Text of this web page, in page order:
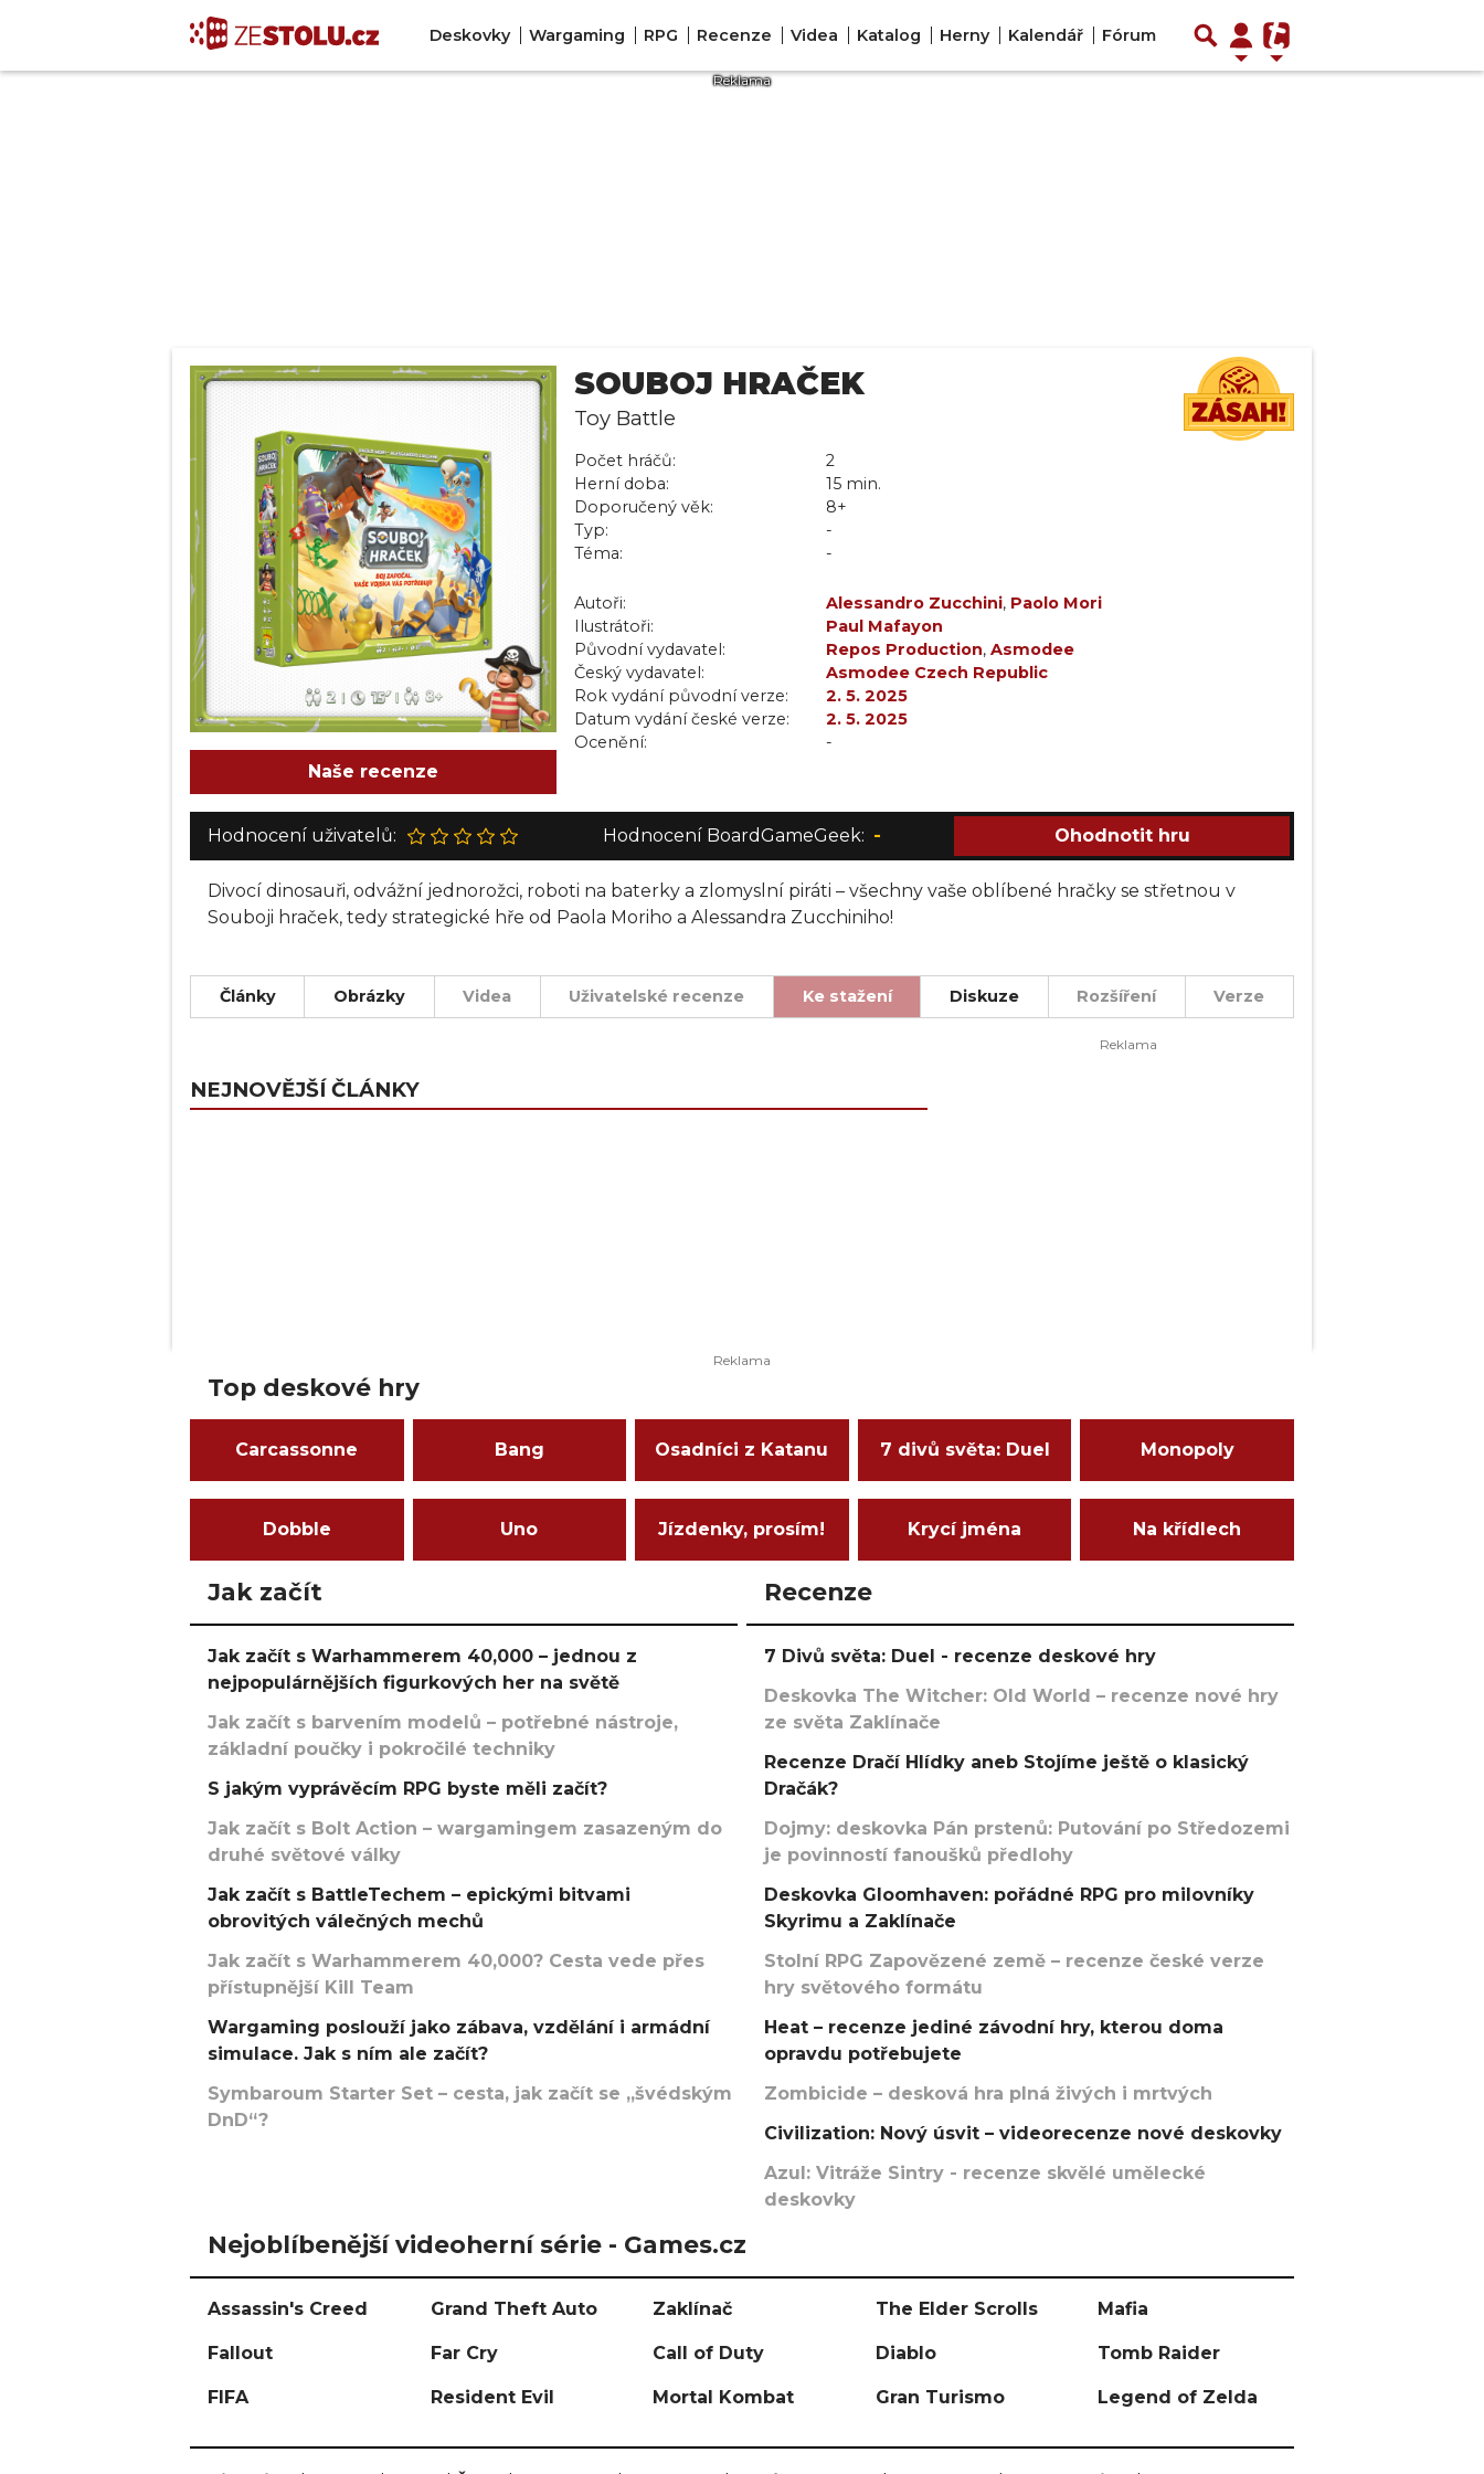
Deskovky Wargaming RPG Recenze Videa Katalog Herny Kalendář Fórum
Naše recenze
SOUBOJ HRAČEK
Toy Battle
Počet hráčů:
2
Herní doba:
15 min.
Doporučený věk:
8+
Typ:
-
Téma:
-
Autoři: Alessandro Zucchini, Paolo Mori
Ilustrátoři:
Paul Mafayon
Původní vydavatel:
Repos Production, Asmodee
Český vydavatel:
Asmodee Czech Republic
Rok vydání původní verze:
2. 5. 2025
Datum vydání české verze:
2. 5. 2025
Ocenění:
-
Hodnocení uživatelů: Hodnocení BoardGameGeek: - Ohodnotit hru
Divocí dinosauři, odvážní jednorožci, roboti na baterky a zlomyslní piráti – všechny vaše oblíbené hračky se střetnou v
Souboji hraček, tedy strategické hře od Paola Moriho a Alessandra Zucchiniho!
Články Obrázky Videa Uživatelské recenze Ke stažení Diskuze Rozšíření Verze
NEJNOVĚJŠÍ ČLÁNKY
Top deskové hry
Carcassonne Bang Osadníci z Katanu 7 divů světa: Duel Monopoly
Dobble Uno Jízdenky, prosím! Krycí jména Na křídlech
Jak začít
Jak začít s Warhammerem 40,000 – jednou z
nejpopulárnějších figurkových her na světě
Jak začít s barvením modelů – potřebné nástroje,
základní poučky i pokročilé techniky
S jakým vyprávěcím RPG byste měli začít?
Jak začít s Bolt Action – wargamingem zasazeným do
druhé světové války
Jak začít s BattleTechem – epickými bitvami
obrovitých válečných mechů
Jak začít s Warhammerem 40,000? Cesta vede přes
přístupnější Kill Team
Wargaming poslouží jako zábava, vzdělání i armádní
simulace. Jak s ním ale začít?
Symbaroum Starter Set – cesta, jak začít se „švédským
DnD“?
Recenze
7 Divů světa: Duel - recenze deskové hry
Deskovka The Witcher: Old World – recenze nové hry
ze světa Zaklínače
Recenze Dračí Hlídky aneb Stojíme ještě o klasický
Dračák?
Dojmy: deskovka Pán prstenů: Putování po Středozemi
je povinností fanoušků předlohy
Deskovka Gloomhaven: pořádné RPG pro milovníky
Skyrimu a Zaklínače
Stolní RPG Zapovězené země – recenze české verze
hry světového formátu
Heat – recenze jediné závodní hry, kterou doma
opravdu potřebujete
Zombicide – desková hra plná živých i mrtvých
Civilization: Nový úsvit – videorecenze nové deskovky
Azul: Vitráže Sintry - recenze skvělé umělecké
deskovky
Nejoblíbenější videoherní série - Games.cz
Assassin's Creed Grand Theft Auto Zaklínač The Elder Scrolls Mafia
Fallout Far Cry Call of Duty Diablo Tomb Raider
FIFA Resident Evil Mortal Kombat Gran Turismo Legend of Zelda